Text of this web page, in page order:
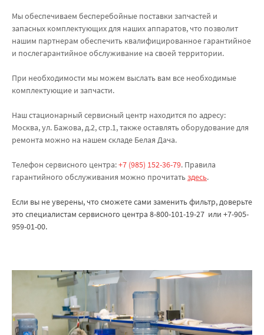
Мы обеспечиваем бесперебойные поставки запчастей и
запасных комплектующих для наших аппаратов, что позволит
нашим партнерам обеспечить квалифицированное гарантийное
и послегарантийное обслуживание на своей территории.
При необходимости мы можем выслать вам все необходимые
комплектующие и запчасти.
Наш стационарный сервисный центр находится по адресу:
Москва, ул. Бажова, д.2, стр.1, также оставлять оборудование для
ремонта можно на нашем складе Белая Дача.
Телефон сервисного центра:+7 (985) 152-36-79. Правила
гарантийного обслуживания можно прочитатьздесь.
Если вы не уверены, что сможете сами заменитьфильтр, доверьте
это специалистам сервисного центра 8-800-101-19-27 или +7-905-
959-01-00.